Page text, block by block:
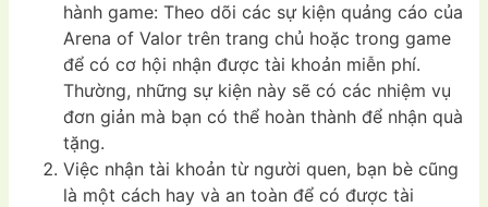
hành game: Theo dõi các sự kiện quảng cáo của
Arena of Valor trên trang chủ hoặc trong game
để có cơ hội nhận được tài khoản miễn phí.
Thường, những sự kiện này sẽ có các nhiệm vụ
đơn giản mà bạn có thể hoàn thành để nhận quà
tặng.
Việc nhận tài khoản từ người quen, bạn bè cũng
là một cách hay và an toàn để có được tài